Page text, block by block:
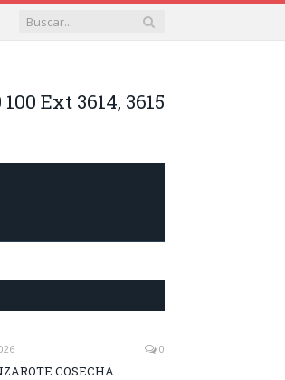
100 Ext 3614, 3615
0
COSECHA